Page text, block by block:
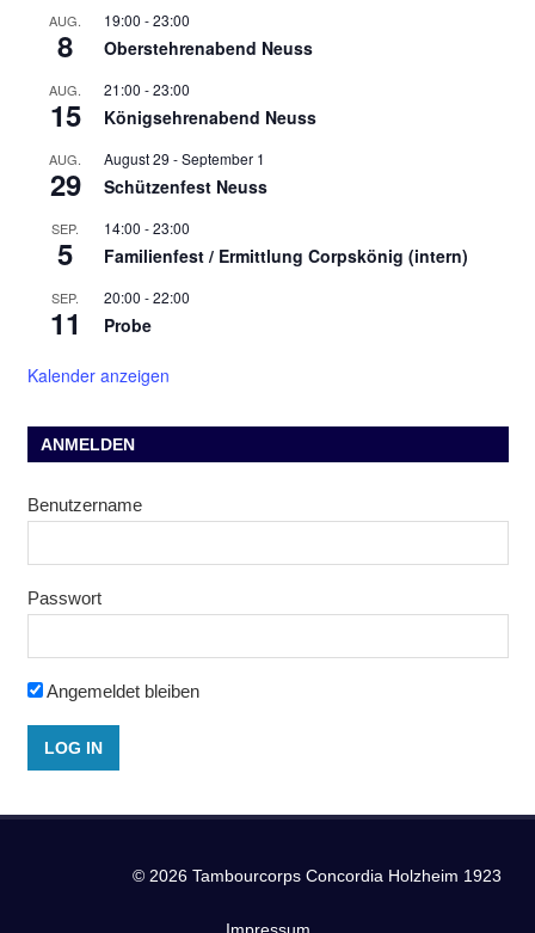
AUG.
8
19:00 -23:00
Oberstehrenabend Neuss
AUG.
15
21:00 -23:00
Königsehrenabend Neuss
AUG.
29
August 29 -September 1
Schützenfest Neuss
SEP.
5
14:00 -23:00
Familienfest / Ermittlung Corpskönig (intern)
SEP.
11
20:00 -22:00
Probe
Kalender anzeigen
ANMELDEN
Benutzername
Passwort
Angemeldet bleiben
© 2026 Tambourcorps Concordia Holzheim 1923